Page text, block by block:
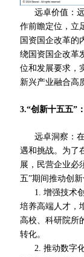
远卓价值：
作前瞻定位，立
国资国企改革的
绕国资国企改革
位和发展要求，
新兴产业融合高
3.“创新十五五”
远卓洞察：
遇和挑战。为了
展，民营企业必
五”期间推动创
1. 增强技术
培养高端人才，
高校、科研院所
转化。
2. 推动数字